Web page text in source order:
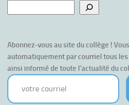
Abonnez-vous au site du collège !
automatiquement par courriel tous
ainsi informé de toute l'actualité du
votre courriel